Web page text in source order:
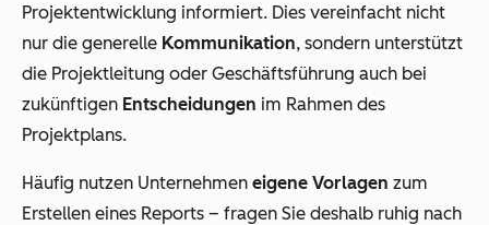
Projektentwicklung informiert. Dies vereinfacht nicht
nur die generelle Kommunikation, sondern unterstützt
die Projektleitung oder Geschäftsführung auch bei
zukünftigen Entscheidungen im Rahmen des
Projektplans.
Häufig nutzen Unternehmen eigene Vorlagen zum
Erstellen eines Reports – fragen Sie deshalb ruhig nach